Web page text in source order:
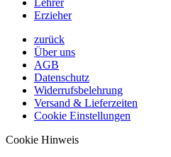
Lehrer
Erzieher
zurück
Über uns
AGB
Datenschutz
Widerrufsbelehrung
Versand & Lieferzeiten
Cookie Einstellungen
Cookie Hinweis